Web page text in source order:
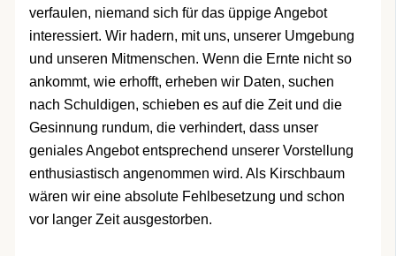
verfaulen, niemand sich für das üppige Angebot
interessiert. Wir hadern, mit uns, unserer Umgebung
und unseren Mitmenschen. Wenn die Ernte nicht so
ankommt, wie erhofft, erheben wir Daten, suchen
nach Schuldigen, schieben es auf die Zeit und die
Gesinnung rundum, die verhindert, dass unser
geniales Angebot entsprechend unserer Vorstellung
enthusiastisch angenommen wird. Als Kirschbaum
wären wir eine absolute Fehlbesetzung und schon
vor langer Zeit ausgestorben.